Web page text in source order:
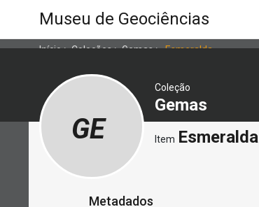
Museu de Geociências
Início>Coleções>Gemas>Esmeralda
Coleção
Gemas
GE Item Esmeralda
Metadados